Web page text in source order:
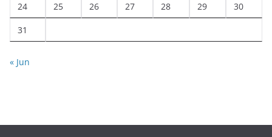
24 25 26 27 28 29 30
31
« Jun